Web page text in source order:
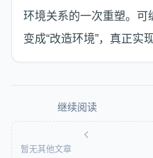
环境关系的一次重塑。可
变成“改造环境”，真正实
继续阅读
暂无其他文章